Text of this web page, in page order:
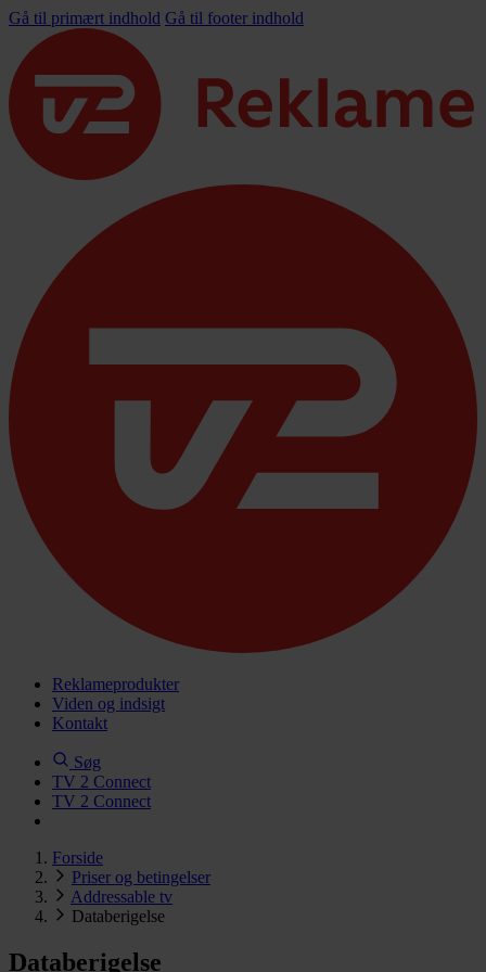
Gå til primært indhold Gå til footer indhold
Reklameprodukter
Viden og indsigt
Kontakt
Søg
TV 2 Connect
TV 2 Connect
Forside
Priser og betingelser
Addressable tv
Databerigelse
Databerigelse